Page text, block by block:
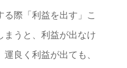
る際「利益を出す」こ
まうと、利益が出なけ
良く利益が出ても、